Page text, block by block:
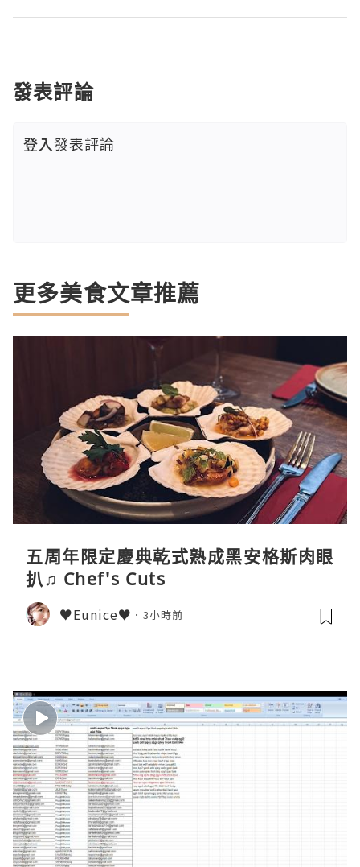
發表評論
登入發表評論
更多美食文章推薦
五周年限定慶典乾式熟成黑安格斯肉眼
扒♫ Chef's Cuts
♥Eunice♥ 3小時前